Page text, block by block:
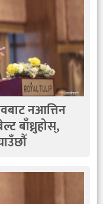
नआत्तिन
बाँध्नुहोस्,